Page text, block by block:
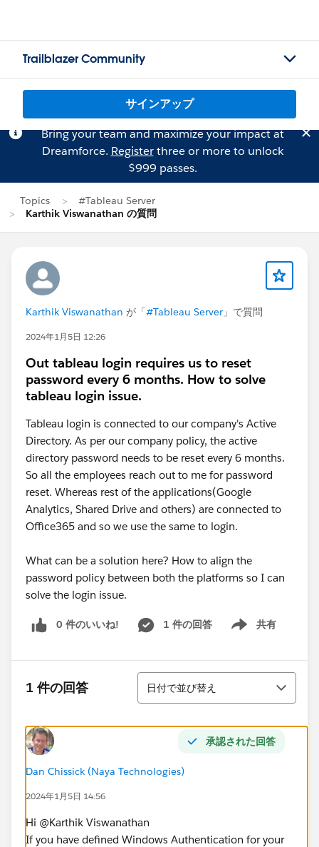
Trailblazer Community
サインアップ
Bring your team and maximize your impact at
Dreamforce. Registerthree or more to unlock
$999 passes.
Topics
#Tableau Server
Karthik Viswanathan の質問
Karthik Viswanathan が「#Tableau Server 」で質問
2024年1月5日 12:26
Out tableau login requires us to reset
password every 6 months. How to solve
tableau login issue.
Tableau login is connected to our company's Active
Directory. As per our company policy, the active
directory password needs to be reset every 6 months.
So all the employees reach out to me for password
reset. Whereas rest of the applications(Google
Analytics, Shared Drive and others) are connected to
Office365 and so we use the same to login.
What can be a solution here? How to align the
password policy between both the platforms so I can
solve the login issue.
0 件のいいね! 1 件の回答 共有
Show menu
1 件の回答
並び替え
日付で並び替え
承認された回答
Dan Chissick (Naya Technologies)
2024年1月5日 14:56
Hi @Karthik Viswanathan​
If you have defined Windows Authentication for your